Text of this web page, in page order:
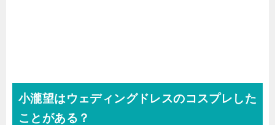
小瀧望はウェディングドレスのコスプレした
ことがある？